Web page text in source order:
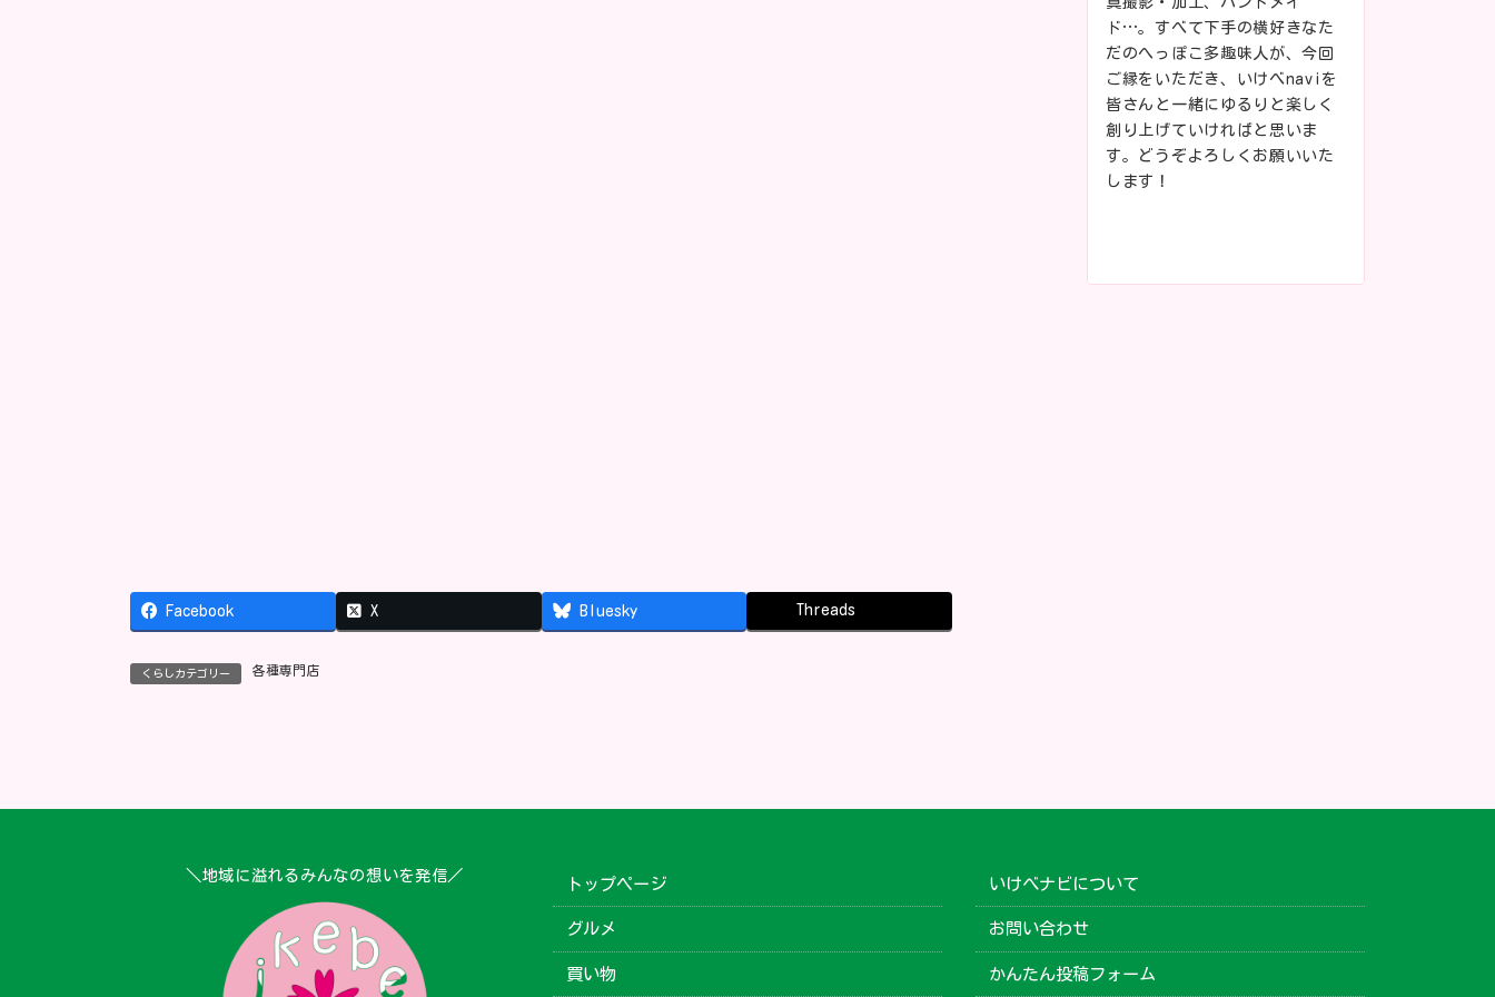
Facebook X Bluesky Threads
くらしカテゴリー 各種専門店
ド…。すべて下手の横好きなた
だのへっぽこ多趣味人が、今回
ご縁をいただき、いけべnaviを
皆さんと一緒にゆるりと楽しく
創り上げていければと思いま
す。どうぞよろしくお願いいた
します！
＼地域に溢れるみんなの想いを発信／
トップページ
グルメ
買い物
いけべナビについて
お問い合わせ
かんたん投稿フォーム